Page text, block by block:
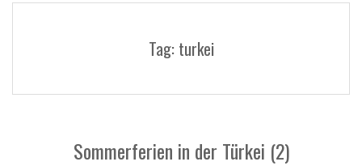
Tag: turkei
Sommerferien in der Türkei (2)